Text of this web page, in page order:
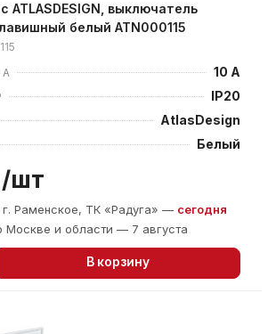
ATLASDESIGN, выключатель
белый ATN000115
А
10 А
IP20
AtlasDesign
Белый
шт
г. Раменское, ТК «Радуга» — сегодня
Москве и области — 7 августа
В корзину